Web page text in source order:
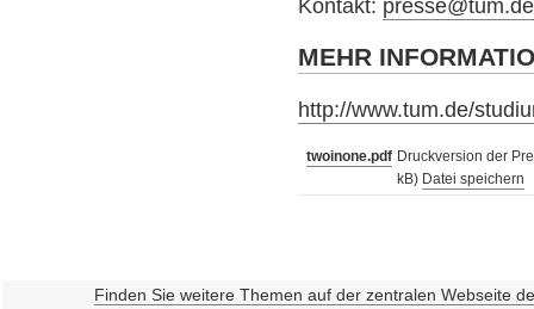
Kontakt: presse@tum.de
MEHR
http://www.tum.de/
twoinone.pdf Druckversion der
kB) Datei speichern
Finden Sie weitere Themen auf der zentralen Webseite